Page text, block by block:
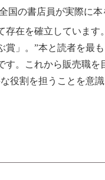
国の書店員が実際に本
在を確立しています
賞」。”本と読者を最
。これから販売職を
役割を担うことを意識